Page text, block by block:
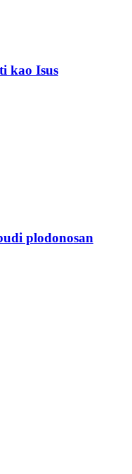
kao Isus
plodonosan